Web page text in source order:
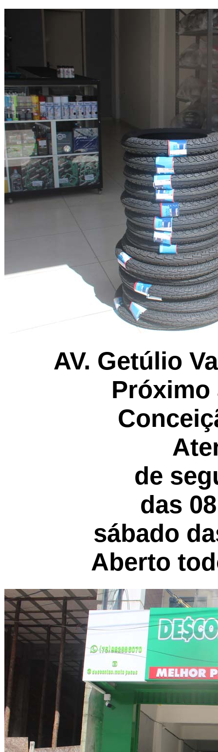
AV. Getúlio
Próximo
de
das
sábado
Aberto